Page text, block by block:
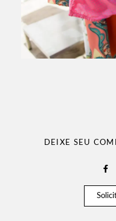
DEIXE SEU